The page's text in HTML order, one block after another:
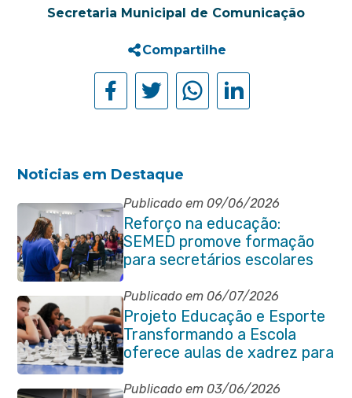
Secretaria Municipal de Comunicação
Compartilhe
Noticias em Destaque
Publicado em 09/06/2026
Reforço na educação:
SEMED promove formação
para secretários escolares
Publicado em 06/07/2026
Projeto Educação e Esporte
Transformando a Escola
oferece aulas de xadrez para
alunos da rede municipal
Publicado em 03/06/2026